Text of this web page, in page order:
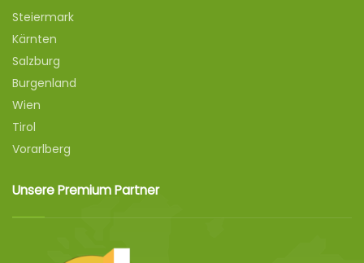
Steiermark
Kärnten
Salzburg
Burgenland
Wien
Tirol
Vorarlberg
Unsere Premium Partner